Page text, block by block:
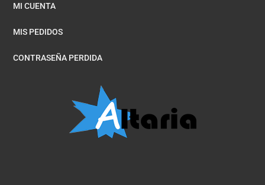
MI CUENTA
MIS PEDIDOS
CONTRASEÑA PERDIDA